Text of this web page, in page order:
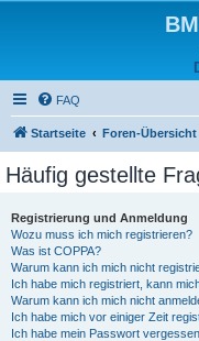
FAQ
Startseite Foren-Übersicht
Häufig gestellte
Registrierung und Anmeldung
Wozu muss ich mich registrieren?
Was ist COPPA?
Warum kann ich mich nicht
Ich habe mich registriert, kann
Warum kann ich mich nicht
Ich habe mich vor einiger Zeit
Ich habe mein Passwort